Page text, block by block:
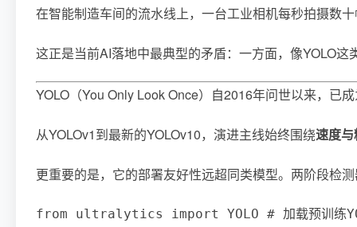
在智能制造车间的流水线上，一台工业相机每秒拍摄数
这正是当前AI落地中最典型的矛盾：一方面，像YOLO
YOLO（You Only Look Once）自2016年问世以来，已
从YOLOv1到最新的YOLOv10，演进主线始终围绕速度
更重要的是，它的部署友好性远超同类模型。两阶段检
from ultralytics import YOLO # 加载预训练